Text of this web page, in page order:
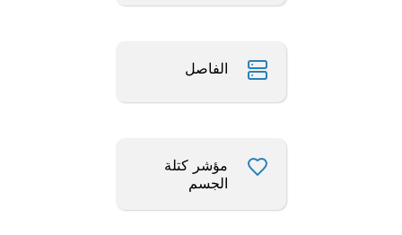
الفاصل
مؤشر كتلة
الجسم